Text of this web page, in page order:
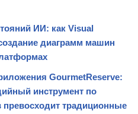
ИИ: как Visual
диаграмм машин
GourmetReserve:
инструмент по
традиционные